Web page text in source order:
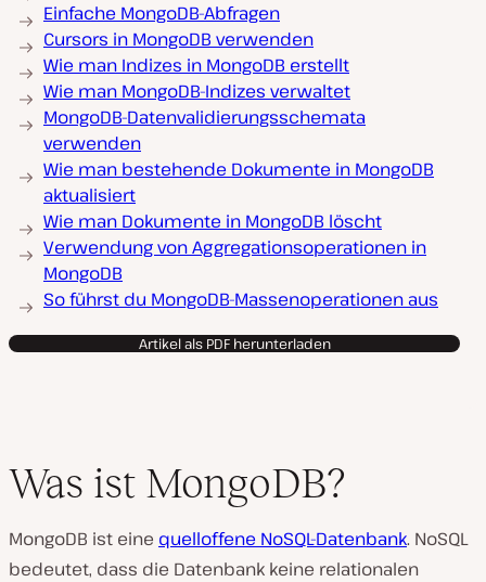
Einfache MongoDB-Abfragen
Cursors in MongoDB verwenden
Wie man Indizes in MongoDB erstellt
Wie man MongoDB-Indizes verwaltet
MongoDB-Datenvalidierungsschemata
verwenden
Wie man bestehende Dokumente in MongoDB
aktualisiert
Wie man Dokumente in MongoDB löscht
Verwendung von Aggregationsoperationen in
MongoDB
So führst du MongoDB-Massenoperationen aus
Artikel als PDF herunterladen
Was ist MongoDB?
MongoDB ist eine quelloffene NoSQL-Datenbank. NoSQL
bedeutet, dass die Datenbank keine relationalen